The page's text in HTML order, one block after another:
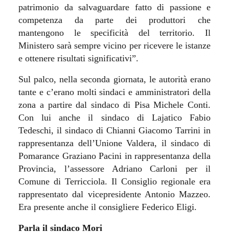
patrimonio da salvaguardare fatto di passione e
competenza da parte dei produttori che
mantengono le specificità del territorio. Il
Ministero sarà sempre vicino per ricevere le istanze
e ottenere risultati significativi”.
Sul palco, nella seconda giornata, le autorità erano
tante e c’erano molti sindaci e amministratori della
zona a partire dal sindaco di Pisa Michele Conti.
Con lui anche il sindaco di Lajatico Fabio
Tedeschi, il sindaco di Chianni Giacomo Tarrini in
rappresentanza dell’Unione Valdera, il sindaco di
Pomarance Graziano Pacini in rappresentanza della
Provincia, l’assessore Adriano Carloni per il
Comune di Terricciola. Il Consiglio regionale era
rappresentato dal vicepresidente Antonio Mazzeo.
Era presente anche il consigliere Federico Eligi.
Parla il sindaco Mori